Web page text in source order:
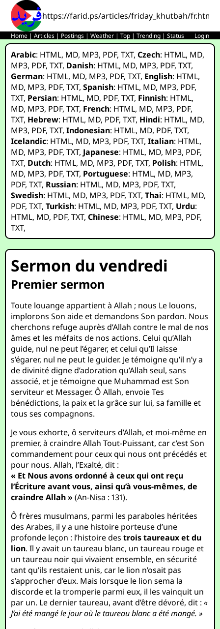
https://farid.ps/articles/friday_khutbah/fr.html
Home |Articles | Postings |Weather |Top |Trending |Status Login
Arabic: HTML, MD, MP3, PDF,TXT,Czech: HTML, MD,
MP3, PDF,TXT, Danish: HTML, MD, MP3, PDF,TXT,
German: HTML, MD, MP3, PDF,TXT, English: HTML,
MD, MP3, PDF,TXT,Spanish: HTML, MD, MP3, PDF,
TXT, Persian: HTML, MD, PDF,TXT, Finnish: HTML,
MD, MP3, PDF,TXT, French: HTML, MD, MP3, PDF,
TXT, Hebrew: HTML, MD, PDF,TXT, Hindi: HTML, MD,
MP3, PDF,TXT,Indonesian: HTML, MD, PDF,TXT,
Icelandic: HTML, MD, MP3, PDF,TXT,Italian: HTML,
MD, MP3, PDF,TXT, Japanese: HTML, MD, MP3, PDF,
TXT, Dutch: HTML, MD, MP3, PDF,TXT, Polish: HTML,
MD, MP3, PDF,TXT, Portuguese: HTML, MD, MP3,
PDF,TXT, Russian: HTML, MD, MP3, PDF,TXT,
Swedish: HTML, MD, MP3, PDF,TXT,Thai: HTML, MD,
PDF,TXT,Turkish: HTML, MD, MP3, PDF,TXT, Urdu:
HTML, MD, PDF,TXT,Chinese: HTML, MD, MP3, PDF,
TXT,
Sermon du vendredi
Premier sermon
Toute louange appartient à Allah ; nous Le louons,
implorons Son aide et demandons Son pardon. Nous
cherchons refuge auprès d’Allah contre le mal de nos
âmes et les méfaits de nos actions. Celui qu’Allah
guide, nul ne peut l’égarer, et celui qu’Il laisse
s’égarer, nul ne peut le guider. Je témoigne qu’il n’y a
de divinité digne d’adoration qu’Allah seul, sans
associé, et je témoigne que Muhammad est Son
serviteur et Messager. Ô Allah, envoie Tes
bénédictions, la paix et la grâce sur lui, sa famille et
tous ses compagnons.
Je vous exhorte, ô serviteurs d’Allah, et moi-même en
premier, à craindre Allah Tout-Puissant, car c’est Son
commandement pour ceux qui nous ont précédés et
pour nous. Allah, l’Exalté, dit :
« Et Nous avons ordonné à ceux qui ont reçu
l’Écriture avant vous, ainsi qu’à vous-mêmes, de
craindre Allah »(An-Nisa : 131).
Ô frères musulmans, parmi les paraboles héritées
des Arabes, il y a une histoire porteuse d’une
profonde leçon : l’histoire destrois taureaux et du
lion. Il y avait un taureau blanc, un taureau rouge et
un taureau noir qui vivaient ensemble, en sécurité
tant qu’ils restaient unis, car le lion n’osait pas
s’approcher d’eux. Mais lorsque le lion sema la
discorde et la tromperie parmi eux, il les vainquit un
par un. Le dernier taureau, avant d’être dévoré, dit :«
J’ai été mangé le jour où le taureau blanc a été mangé. »